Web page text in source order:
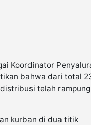
Koordinator
bahwa dari total
telah
kurban di dua titik